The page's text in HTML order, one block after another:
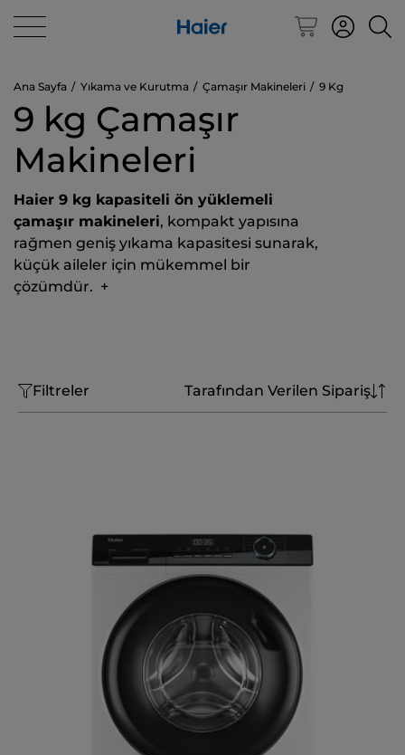
Ana Sayfa Yıkama ve Kurutma Çamaşır Makineleri 9 Kg
9 kg Çamaşır
Makineleri
Haier 9 kg kapasiteli ön yüklemeli
çamaşır makineleri, kompakt yapısına
rağmen geniş yıkama kapasitesi sunarak,
küçük aileler için mükemmel bir
çözümdür. +
Filtreler Tarafından Verilen Sipariş